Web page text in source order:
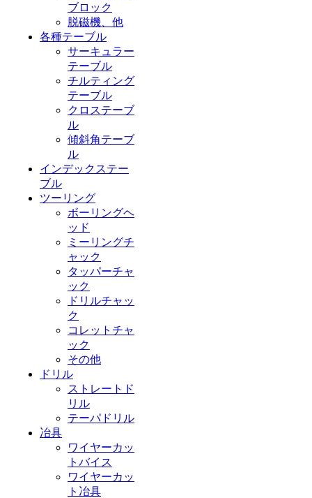
ブロック
脱磁機、他
各種テーブル
サーキュラー
テーブル
チルティング
テーブル
クロステーブ
ル
傾斜角テーブ
ル
インデックステー
ブル
ツーリング
ボーリングヘ
ッド
ミーリングチ
ャック
タッパーチャ
ック
ドリルチャッ
ク
コレットチャ
ック
その他
ドリル
ストレートド
リル
テーパドリル
冶具
ワイヤーカッ
トバイス
ワイヤーカッ
ト冶具